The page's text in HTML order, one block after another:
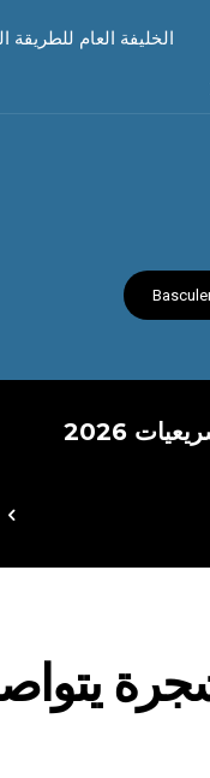
الخليفة العام للطريقة
2026